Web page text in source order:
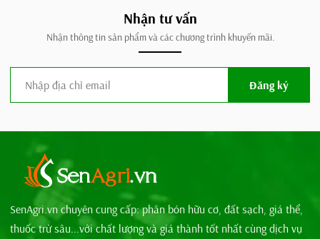
Nhận tư vấn
Nhận thông tin sản phẩm và các chương trình khuyến mãi.
Đăng ký
SenAgri.vn chuyên cung cấp: phân bón hữu cơ, đất sạch, giá thể,
thuốc trừ sâu...với chất lượng và giá thành tốt nhất cùng dịch vụ